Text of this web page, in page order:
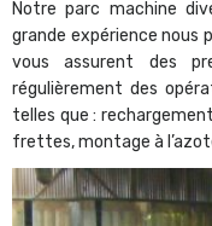
Notre parc machine
grande expérience nous
vous assurent des
régulièrement des
telles que :
frettes, montage à